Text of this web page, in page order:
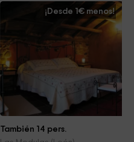
¡Desde 1€ menos!
También 14 pers.